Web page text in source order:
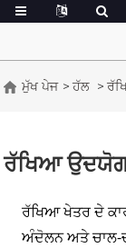
ਮੁੱਖ ਪੇਜ ਹੱਲ
ਰੱਖਿਆ
ਰੱਖਿਆ ਖੇਤਰ ਦੇ
ਅੰਦੋਲਨ ਅਤੇ ਚਾਲ-